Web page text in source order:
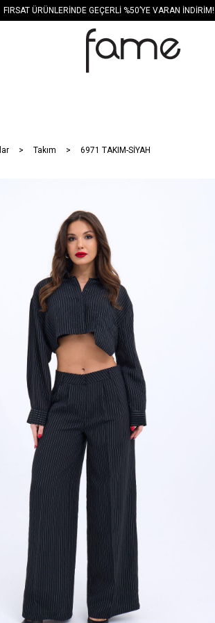
FIRSAT ÜRÜNLERİNDE GEÇERLİ %50’YE VARAN İNDİRİM!
Takım 6971 TAKIM-SİYAH